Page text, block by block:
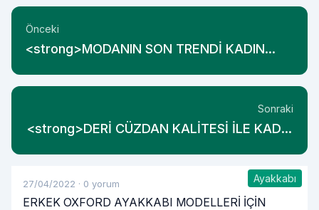
Önceki
<strong>MODANIN SON TRENDİ KADIN
Sonraki
<strong>DERİ CÜZDAN KALİTESİ İLE KADIN
Ayakkabı
27/04/2022 · 0 yorum
ERKEK OXFORD AYAKKABI MODELLERİ İÇİN